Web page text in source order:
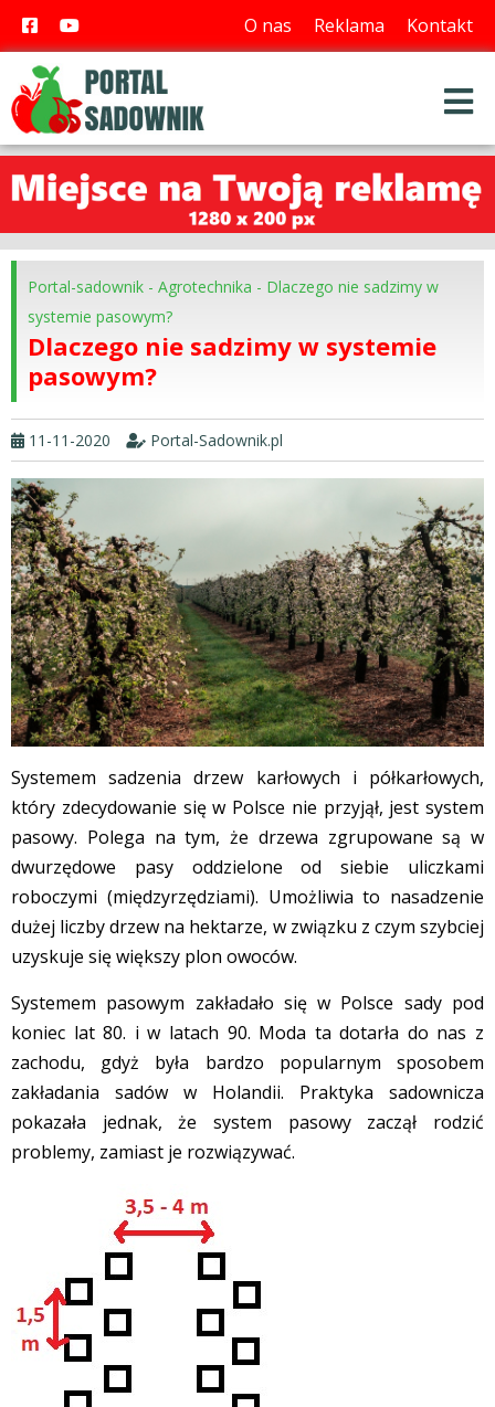
O nas Reklama Kontakt
Portal-sadownik - Agrotechnika - Dlaczego nie sadzimy w
systemie pasowym?
Dlaczego nie sadzimy w systemie
pasowym?
11-11-2020 Portal-Sadownik.pl
Systemem sadzenia drzew karłowych i półkarłowych,
który zdecydowanie się w Polsce nie przyjął, jest system
pasowy. Polega na tym, że drzewa zgrupowane są w
dwurzędowe pasy oddzielone od siebie uliczkami
roboczymi (międzyrzędziami). Umożliwia to nasadzenie
dużej liczby drzew na hektarze, w związku z czym szybciej
uzyskuje się większy plon owoców.
Systemem pasowym zakładało się w Polsce sady pod
koniec lat 80. i w latach 90. Moda ta dotarła do nas z
zachodu, gdyż była bardzo popularnym sposobem
zakładania sadów w Holandii. Praktyka sadownicza
pokazała jednak, że system pasowy zaczął rodzić
problemy, zamiast je rozwiązywać.